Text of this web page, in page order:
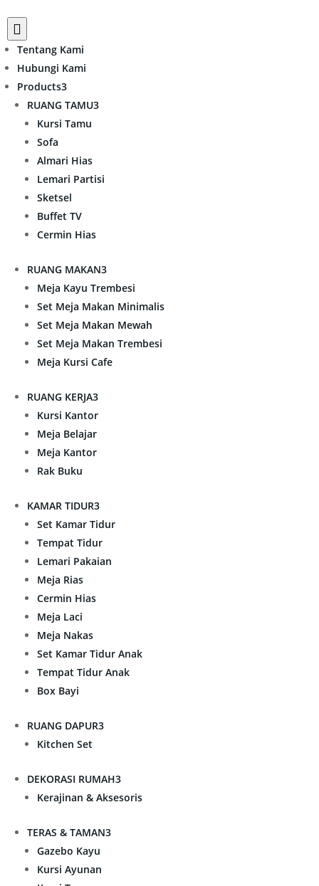

Tentang Kami
Hubungi Kami
Products3
RUANG TAMU3
Kursi Tamu
Sofa
Almari Hias
Lemari Partisi
Sketsel
Buffet TV
Cermin Hias
RUANG MAKAN3
Meja Kayu Trembesi
Set Meja Makan Minimalis
Set Meja Makan Mewah
Set Meja Makan Trembesi
Meja Kursi Cafe
RUANG KERJA3
Kursi Kantor
Meja Belajar
Meja Kantor
Rak Buku
KAMAR TIDUR3
Set Kamar Tidur
Tempat Tidur
Lemari Pakaian
Meja Rias
Cermin Hias
Meja Laci
Meja Nakas
Set Kamar Tidur Anak
Tempat Tidur Anak
Box Bayi
RUANG DAPUR3
Kitchen Set
DEKORASI RUMAH3
Kerajinan & Aksesoris
TERAS & TAMAN3
Gazebo Kayu
Kursi Ayunan